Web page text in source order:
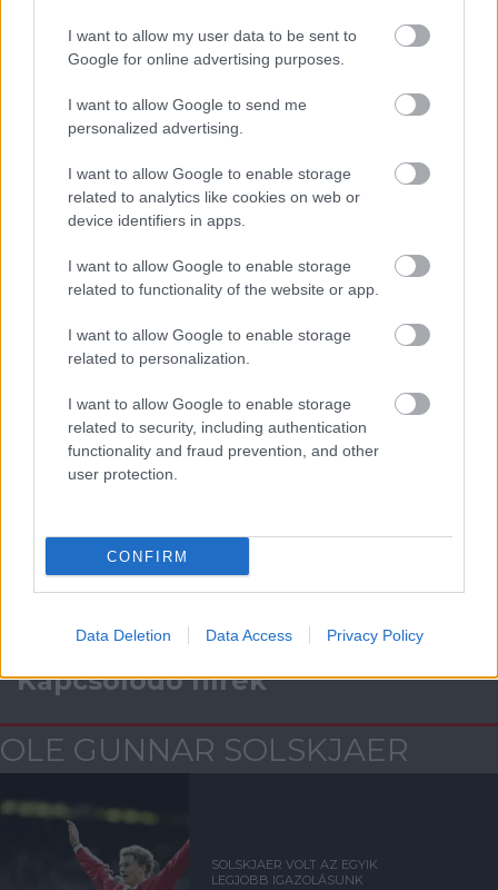
I want to allow my user data to be sent to
Google for online advertising purposes.
I want to allow Google to send me
personalized advertising.
I want to allow Google to enable storage
related to analytics like cookies on web or
device identifiers in apps.
I want to allow Google to enable storage
related to functionality of the website or app.
I want to allow Google to enable storage
related to personalization.
I want to allow Google to enable storage
related to security, including authentication
functionality and fraud prevention, and other
user protection.
CONFIRM
Data Deletion Data Access Privacy Policy
Leeds UnitedvsManchester
Felkészülési szezon 5. mérkőzés
2026-08-12 20:30
1 nap 22 óra 54 perc 30 másodperc
Manchester United 2026-08-15 18:00
ELŐZŐ MÉRKŐZÉSEK
Támogatás
Kapcsolódó hírek
OLE GUNNAR SOLSKJAER
SOLSKJAER VOLT AZ EGYIK
LEGJOBB IGAZOLÁSUNK